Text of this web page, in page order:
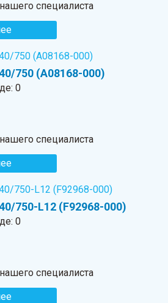
специалиста
750 (A08168-000)
0
специалиста
750-L12 (F92968-000)
0
специалиста